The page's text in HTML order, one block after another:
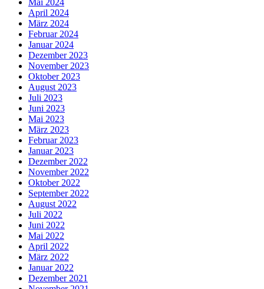
April 2024
März 2024
Februar 2024
Januar 2024
Dezember 2023
November 2023
Oktober 2023
August 2023
Juli 2023
Juni 2023
Mai 2023
März 2023
Februar 2023
Januar 2023
Dezember 2022
November 2022
Oktober 2022
September 2022
August 2022
Juli 2022
Juni 2022
Mai 2022
April 2022
März 2022
Januar 2022
Dezember 2021